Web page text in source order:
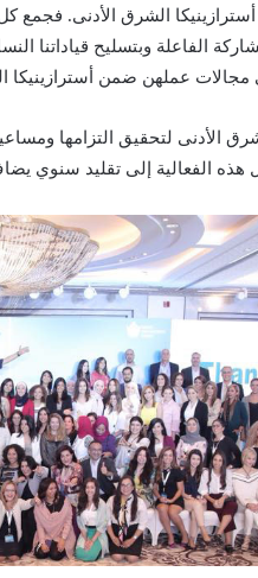
الشرق الأدنى. فجمع
الفاعلة وبتسليح قياداتنا
مجالات عملهن ضمن أسترازينيكا
الأدنى لتحقيق التزامها
الفعالية إلى تقليد سنوي